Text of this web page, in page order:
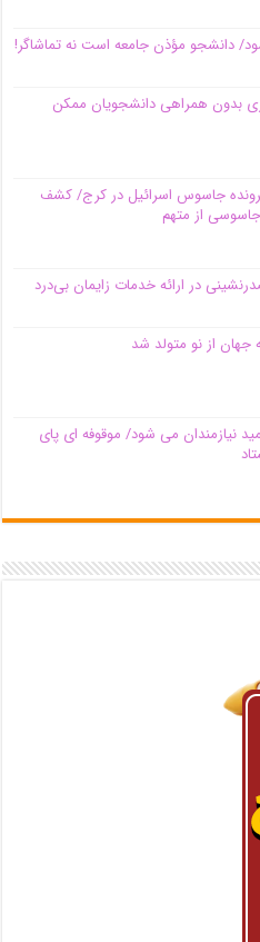
دانشجو مؤذن جامعه است نه تماشاگر!
بدون همراهی دانشجویان ممکن
جاسوس اسرائیل در کرج/‌ کشف
از متهم
از نو متولد شد
نیازمندان می شود/ موقوفه ای پای